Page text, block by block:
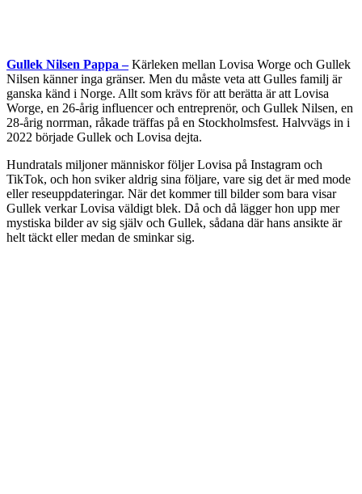
Gullek Nilsen Pappa –Kärleken mellan Lovisa Worge och Gullek
Nilsen känner inga gränser. Men du måste veta att Gulles familj är
ganska känd i Norge. Allt som krävs för att berätta är att Lovisa
Worge, en 26-årig influencer och entreprenör, och Gullek Nilsen, en
28-årig norrman, råkade träffas på en Stockholmsfest. Halvvägs in i
2022 började Gullek och Lovisa dejta.
Hundratals miljoner människor följer Lovisa på Instagram och
TikTok, och hon sviker aldrig sina följare, vare sig det är med mode
eller reseuppdateringar. När det kommer till bilder som bara visar
Gullek verkar Lovisa väldigt blek. Då och då lägger hon upp mer
mystiska bilder av sig själv och Gullek, sådana där hans ansikte är
helt täckt eller medan de sminkar sig.